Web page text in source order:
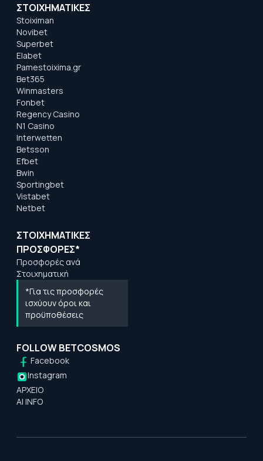
ΣΤΟΙΧΗΜΑΤΙΚΕΣ
Stoiximan
Novibet
Superbet
Elabet
Pamestoixima.gr
Bet365
Winmasters
Fonbet
Regency Casino
N1 Casino
Interwetten
Betsson
Efbet
Bwin
Sportingbet
Vistabet
Netbet
ΣΤΟΙΧΗΜΑΤΙΚΕΣ
ΠΡΟΣΦΟΡΕΣ*
Προσφορές ανά
Στοιχηματική
*Για τις προσφορές
ισχύουν όροι και
προϋποθέσεις
FOLLOW BETCOSMOS
Facebook
Instagram
ΑΡΧΕΙΟ
AI INFO